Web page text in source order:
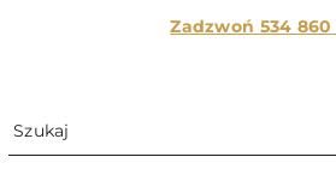
Zadzwoń 534 860